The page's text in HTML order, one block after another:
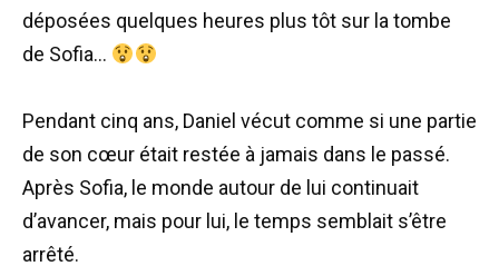
déposées quelques heures plus tôt sur la tombe
de Sofia…
Pendant cinq ans, Daniel vécut comme si une partie
de son cœur était restée à jamais dans le passé.
Après Sofia, le monde autour de lui continuait
d’avancer, mais pour lui, le temps semblait s’être
arrêté.